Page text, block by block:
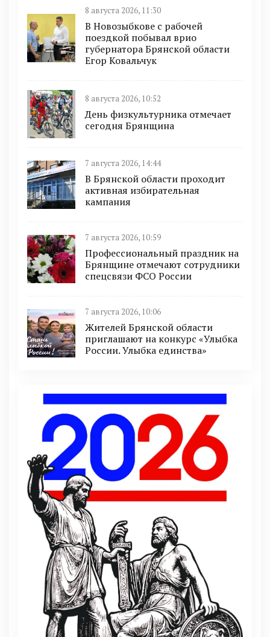
8 августа 2026, 11:30
В Новозыбкове с рабочей
поездкой побывал врио
губернатора Брянской области
Егор Ковальчук
8 августа 2026, 10:52
День физкультурника отмечает
сегодня Брянщина
7 августа 2026, 14:44
В Брянской области проходит
активная избирательная
кампания
7 августа 2026, 10:59
Профессиональный праздник на
Брянщине отмечают сотрудники
спецсвязи ФСО России
7 августа 2026, 10:06
Жителей Брянской области
приглашают на конкурс «Улыбка
России. Улыбка единства»